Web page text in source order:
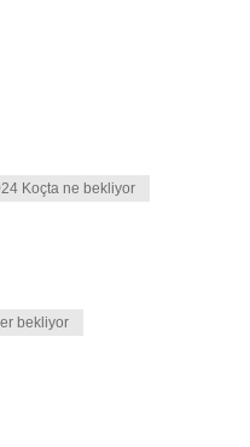
Koçta ne bekliyor
bekliyor